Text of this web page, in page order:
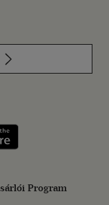
meg: Google
Program